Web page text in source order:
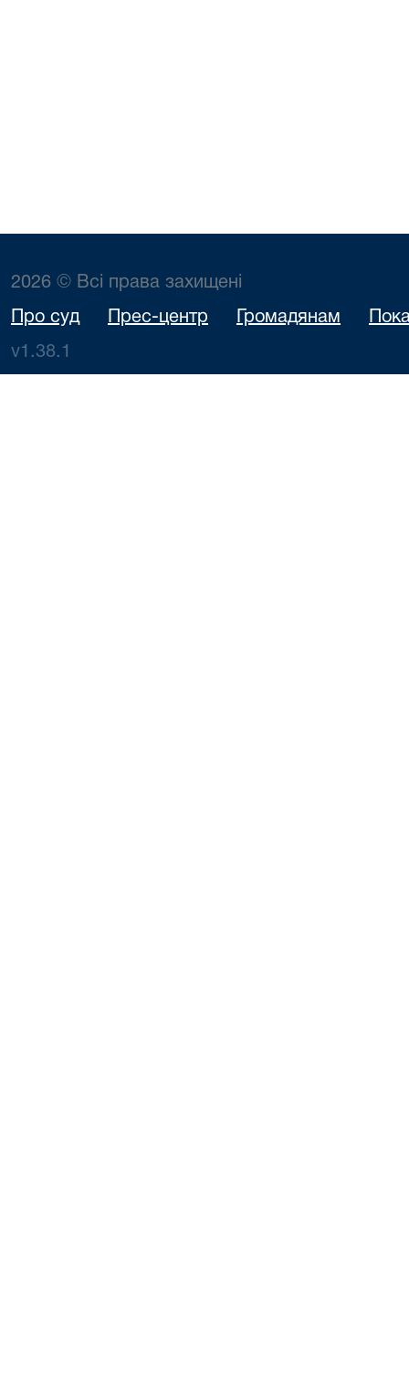
2026 © Всі права захищені
Про суд Прес-центр Громадянам
v1.38.1